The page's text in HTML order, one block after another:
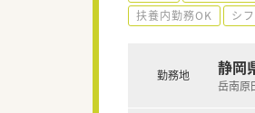
扶養内勤務OK
シ
勤務地 静岡
岳南原